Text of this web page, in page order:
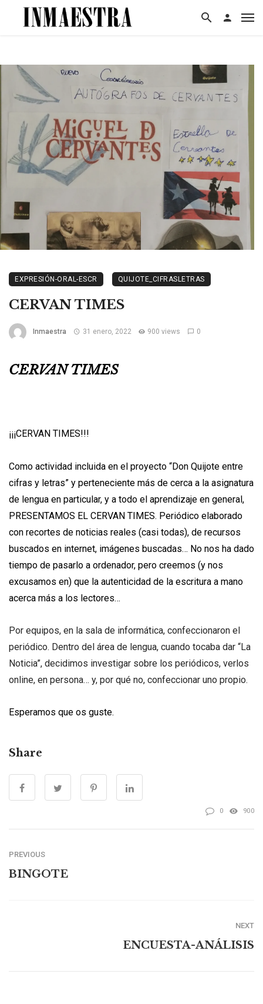
EXPRESIÓN-ORAL-ESCR QUIJOTE_CIFRASLETRAS
CERVAN TIMES
Inmaestra 31 enero, 2022 900 views 0
CERVAN TIMES
¡¡¡CERVAN TIMES!!!
Como actividad incluida en el proyecto “Don Quijote entre
cifras y letras” y perteneciente más de cerca a la asignatura
de lengua en particular, y a todo el aprendizaje en general,
PRESENTAMOS EL CERVAN TIMES. Periódico elaborado
con recortes de noticias reales (casi todas), de recursos
buscados en internet, imágenes buscadas… No nos ha dado
tiempo de pasarlo a ordenador, pero creemos (y nos
excusamos en) que la autenticidad de la escritura a mano
acerca más a los lectores…
Por equipos, en la sala de informática, confeccionaron el
periódico. Dentro del área de lengua, cuando tocaba dar “La
Noticia”, decidimos investigar sobre los periódicos, verlos
online, en persona… y, por qué no, confeccionar uno propio.
Esperamos que os guste.
Share
0 900
PREVIOUS
BINGOTE
NEXT
ENCUESTA-ANÁLISIS